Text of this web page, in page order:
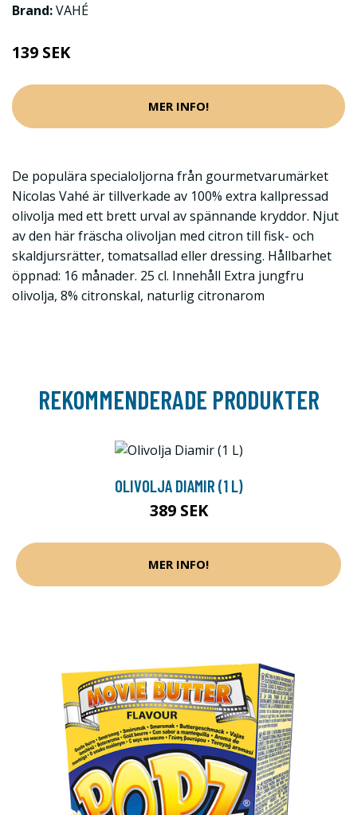
Brand:VAHÉ
139 SEK
MER INFO!
De populära specialoljorna från gourmetvarumärket
Nicolas Vahé är tillverkade av 100% extra kallpressad
olivolja med ett brett urval av spännande kryddor. Njut
av den här fräscha olivoljan med citron till fisk- och
skaldjursrätter, tomatsallad eller dressing. Hållbarhet
öppnad: 16 månader. 25 cl. Innehåll Extra jungfru
olivolja, 8% citronskal, naturlig citronarom
REKOMMENDERADE PRODUKTER
OLIVOLJA DIAMIR (1 L)
389 SEK
MER INFO!